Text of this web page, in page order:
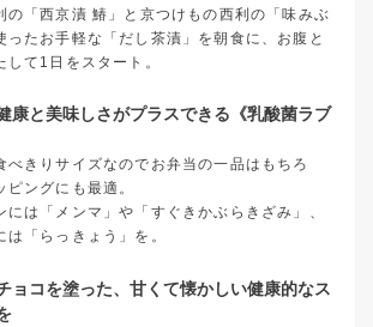
の「西京漬 鰆」と京つけもの西利の「味みぶ
ったお手軽な「だし茶漬」を朝食に、お腹と
して1日をスタート。
康と美味しさがプラスできる《乳酸菌ラブ
べきりサイズなのでお弁当の一品はもちろ
ピングにも最適。
には「メンマ」や「すぐきかぶらきざみ」、
は「らっきょう」を。
ョコを塗った、甘くて懐かしい健康的なス